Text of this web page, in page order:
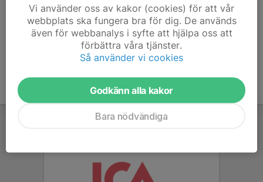
ansluta efter om man har möjlighet.)
Vi använder oss av kakor (cookies) för att vår
webbplats ska fungera bra för dig. De används
även för webbanalys i syfte att hjälpa oss att
förbättra våra tjänster.
Så använder vi cookies
Godkänn alla kakor
Bara nödvändiga